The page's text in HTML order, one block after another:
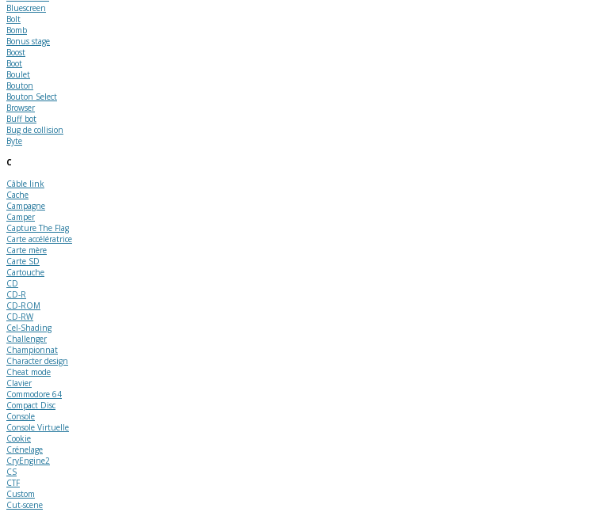
Bluescreen
Bolt
Bomb
Bonus stage
Boost
Boot
Boulet
Bouton
Bouton Select
Browser
Buff bot
Bug de collision
Byte
C
Câble link
Cache
Campagne
Camper
Capture The Flag
Carte accélératrice
Carte mère
Carte SD
Cartouche
CD
CD-R
CD-ROM
CD-RW
Cel-Shading
Challenger
Championnat
Character design
Cheat mode
Clavier
Commodore 64
Compact Disc
Console
Console Virtuelle
Cookie
Crénelage
CryEngine2
CS
CTF
Custom
Cut-scene